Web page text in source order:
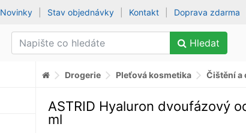
Novinky Stav objednávky Kontakt Doprava zdarma
Hledat
Drogerie Pleťová kosmetika Čištění a
ASTRID Hyaluron dvoufázový
ml